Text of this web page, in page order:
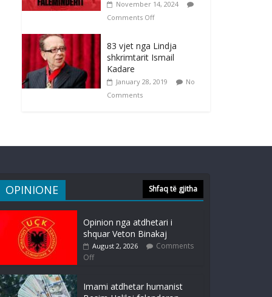
November 14, 2024
Comments Off
83 vjet nga Lindja
shkrimtarit Ismail
Kadare
January 28, 2019
No
Comments
OPINIONE Shfaq të gjitha
Opinion nga atdhetari i
shquar Veton Binakaj
August 2, 2026
Comments
Off
Imami atdhetar humanist